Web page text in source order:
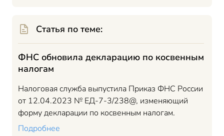
Статья по теме:
ФНС обновила декларацию по косвенным
налогам
Налоговая служба выпустила Приказ ФНС России
от 12.04.2023 № ЕД-7-3/238@, изменяющий
форму декларации по косвенным налогам.
Подробнее